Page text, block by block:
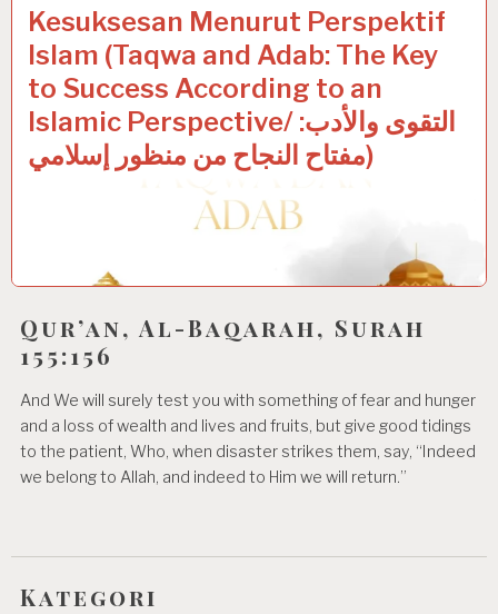
Kesuksesan Menurut Perspektif
Islam (Taqwa and Adab: The Key
to Success According to an
Islamic Perspective/ التقوى والأدب:
مفتاح النجاح من منظور إسلامي)
Qur’an, Al-Baqarah, Surah
155:156
And We will surely test you with something of fear and hunger
and a loss of wealth and lives and fruits, but give good tidings
to the patient, Who, when disaster strikes them, say, “Indeed
we belong to Allah, and indeed to Him we will return.”
Kategori